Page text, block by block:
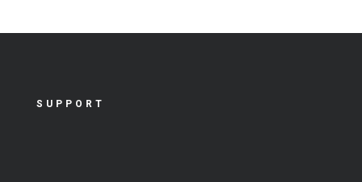
SUPPORT